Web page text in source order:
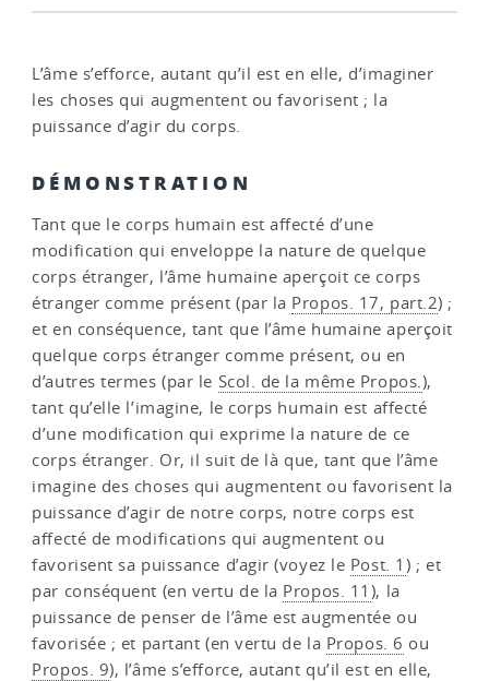
L’âme s’efforce, autant qu’il est en elle, d’imaginer
les choses qui augmentent ou favorisent ; la
puissance d’agir du corps.
DÉMONSTRATION
Tant que le corps humain est affecté d’une
modification qui enveloppe la nature de quelque
corps étranger, l’âme humaine aperçoit ce corps
étranger comme présent (par la Propos. 17, part.2) ;
et en conséquence, tant que l’âme humaine aperçoit
quelque corps étranger comme présent, ou en
d’autres termes (par le Scol. de la même Propos. ),
tant qu’elle l’imagine, le corps humain est affecté
d’une modification qui exprime la nature de ce
corps étranger. Or, il suit de là que, tant que l’âme
imagine des choses qui augmentent ou favorisent la
puissance d’agir de notre corps, notre corps est
affecté de modifications qui augmentent ou
favorisent sa puissance d’agir (voyez le Post. 1 ) ; et
par conséquent (en vertu de la Propos. 11 ), la
puissance de penser de l’âme est augmentée ou
favorisée ; et partant (en vertu de la Propos. 6 ou
Propos. 9), l’âme s’efforce, autant qu’il est en elle,